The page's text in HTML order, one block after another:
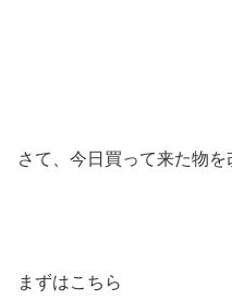
さて、今日買って来た物を
まずはこちら